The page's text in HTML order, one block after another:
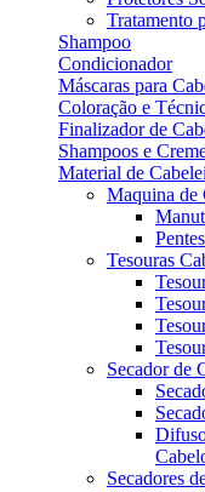
Tratamento
Shampoo
Condicionador
Máscaras para
Coloração e
Finalizador de
Shampoos e
Material de
Maquina de
Tesouras
Secador de
Secadores